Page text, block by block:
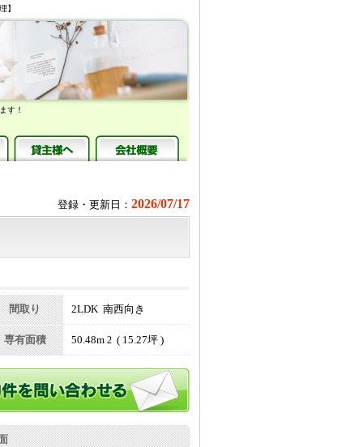
】
す！
登録・更新日： 2026/07/17
間取り 2LDK 南西向き
専有面積 50.48m 2( 15.27坪 )